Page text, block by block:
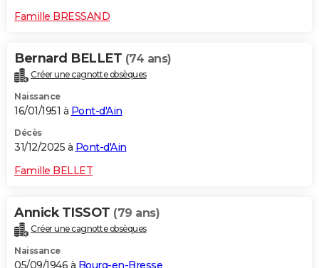
Famille BRESSAND
Bernard BELLET (74 ans)
Créer une cagnotte obsèques
Naissance
16/01/1951 à Pont-d'Ain
Décès
31/12/2025 à Pont-d'Ain
Famille BELLET
Annick TISSOT (79 ans)
Créer une cagnotte obsèques
Naissance
05/09/1946 à Bourg-en-Bresse